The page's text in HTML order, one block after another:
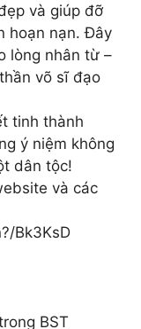
và giúp đỡ
hoạn nạn. Đây
lòng nhân từ –
võ sĩ đạo
tinh thành
ý niệm không
dân tộc!
và các
Bk3KsD
BST